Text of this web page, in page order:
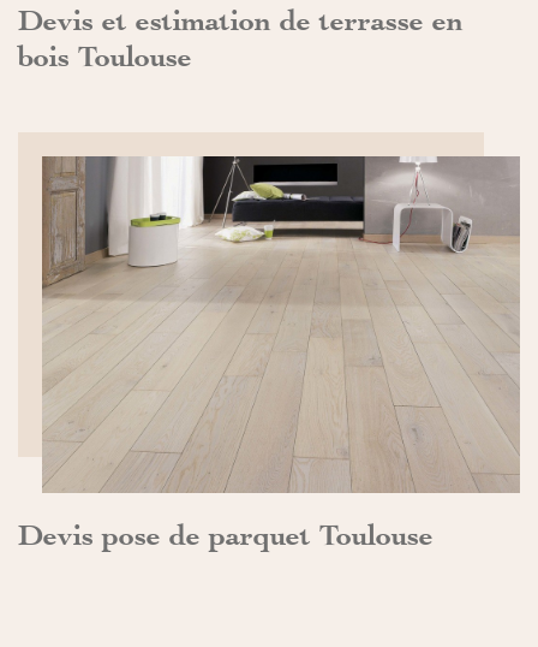
Devis et estimation de terrasse en
bois Toulouse
Devis pose de parquet Toulouse
DÉCOUVRIR>>